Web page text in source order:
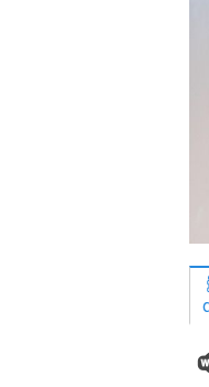
About Georgia